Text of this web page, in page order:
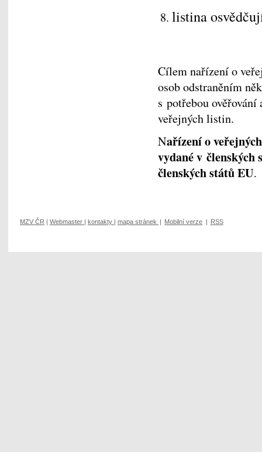
listina
Cílem nařízení o
osob odstraněním
s potřebou
veřejných listin.
Nařízení o
vydané v členských
členských států EU.
MZV ČR | Webmaster | kontakty | mapa stránek | Mobilní verze | RSS